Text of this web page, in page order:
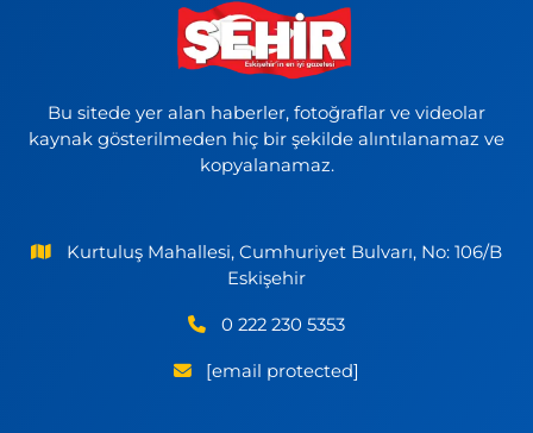
Bu sitede yer alan haberler, fotoğraflar ve videolar
kaynak gösterilmeden hiç bir şekilde alıntılanamaz ve
kopyalanamaz.
Kurtuluş Mahallesi, Cumhuriyet Bulvarı, No: 106/B
Eskişehir
0 222 230 5353
[email protected]